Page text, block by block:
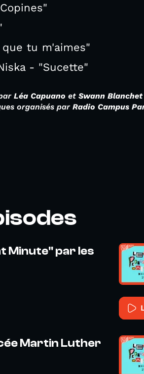
tu m'aimes"
- "Sucette"
Léa Capuano et Swann Blanchet
organisés par Radio Campus
Minute" par les
Martin Luther